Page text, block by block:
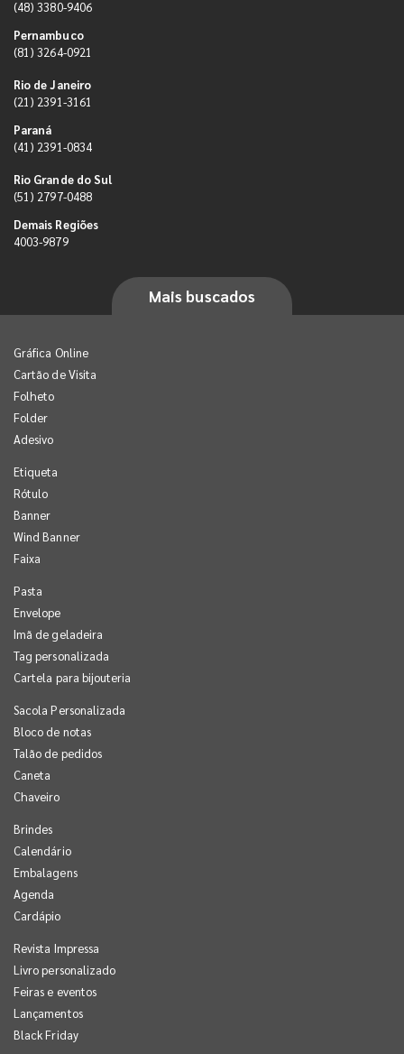
(48) 3380-9406
Pernambuco
(81) 3264-0921
Rio de Janeiro
(21) 2391-3161
Paraná
(41) 2391-0834
Rio Grande do Sul
(51) 2797-0488
Demais Regiões
4003-9879
Mais buscados
Gráfica Online
Cartão de Visita
Folheto
Folder
Adesivo
Etiqueta
Rótulo
Banner
Wind Banner
Faixa
Pasta
Envelope
Imã de geladeira
Tag personalizada
Cartela para bijouteria
Sacola Personalizada
Bloco de notas
Talão de pedidos
Caneta
Chaveiro
Brindes
Calendário
Embalagens
Agenda
Cardápio
Revista Impressa
Livro personalizado
Feiras e eventos
Lançamentos
Black Friday